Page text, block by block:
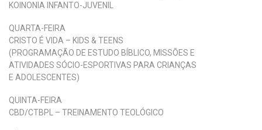
KOINONIA INFANTO-JUVENIL
QUARTA-FEIRA
CRISTO É VIDA – KIDS & TEENS
(PROGRAMAÇÃO DE ESTUDO BÍBLICO, MISSÕES E
ATIVIDADES SÓCIO-ESPORTIVAS PARA CRIANÇAS
E ADOLESCENTES)
QUINTA-FEIRA
CBD/CTBPL – TREINAMENTO TEOLÓGICO